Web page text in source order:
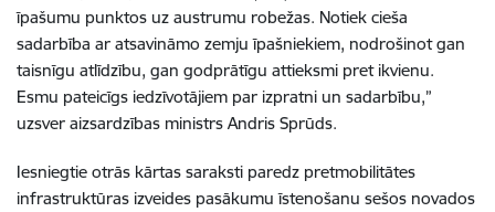
īpašumu punktos uz austrumu robežas. Notiek cieša
sadarbība ar atsavināmo zemju īpašniekiem, nodrošinot gan
taisnīgu atlīdzību, gan godprātīgu attieksmi pret ikvienu.
Esmu pateicīgs iedzīvotājiem par izpratni un sadarbību,”
uzsver aizsardzības ministrs Andris Sprūds.
Iesniegtie otrās kārtas saraksti paredz pretmobilitātes
infrastruktūras izveides pasākumu īstenošanu sešos novados